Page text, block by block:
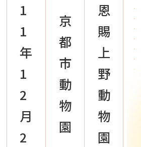
1
1
年
1
2
月
2
京
都
市
動
物
園
恩
賜
上
野
動
物
園